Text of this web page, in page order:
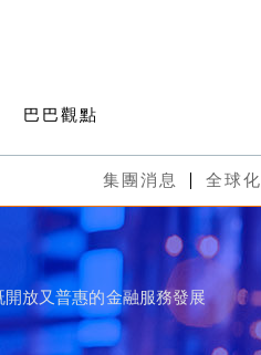
巴巴觀點
集團消息 全球化
放又普惠的金融服務發展